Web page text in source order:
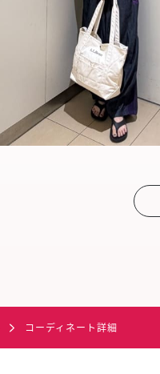
コーディネート詳細